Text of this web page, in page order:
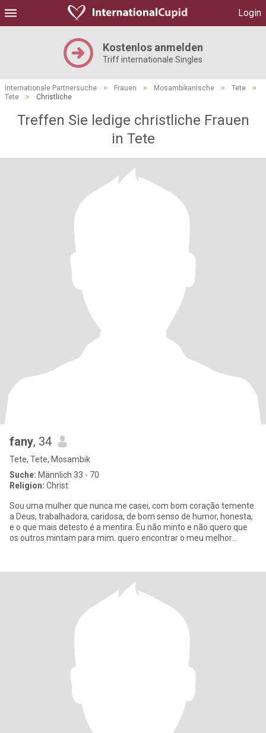
Login
Kostenlos anmelden
Triff internationale Singles
Internationale Partnersuche > Frauen > Mosambikanische > Tete
>
Tete
> Christliche
Treffen Sie ledige christliche Frauen
in Tete
fany, 34
Tete, Tete, Mosambik
Suche: Männlich 33 - 70
Religion: Christ
Sou uma mulher que nunca me casei, com bom coração temente
a Deus, trabalhadora, caridosa, de bom senso de humor, honesta,
e o que mais detesto é a mentira. Eu não minto e não quero que
os outros mintam para mim. quero encontrar o meu melhor